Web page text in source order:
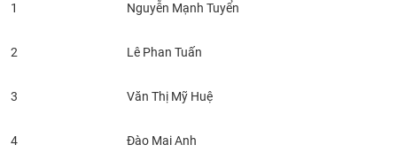
1 Nguyễn Mạnh Tuyển
2 Lê Phan Tuấn
3 Văn Thị Mỹ Huệ
4 Đào Mai Anh